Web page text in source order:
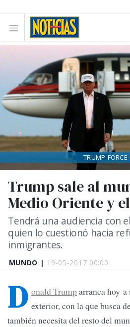
MUNDO | 19-05-2017 00:00
Trump sale al
Medio Oriente y
Tendrá una audiencia con
quien lo cuestionó hacia
inmigrantes.
TRUMP-
D onald Trumparranca hoy
exterior, con la que busca
también necesita del resto del